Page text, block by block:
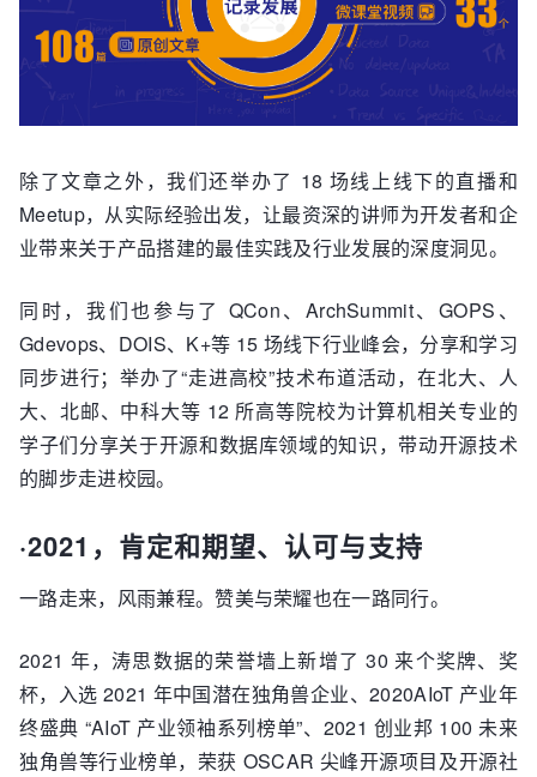
除了文章之外，我们还举办了 18 场线上线下的直播和
Meetup，从实际经验出发，让最资深的讲师为开发者和企
业带来关于产品搭建的最佳实践及行业发展的深度洞见。
同时，我们也参与了 QCon、ArchSummit、GOPS、
Gdevops、DOIS、K+等 15 场线下行业峰会，分享和学习
同步进行；举办了“走进高校”技术布道活动，在北大、人
大、北邮、中科大等 12 所高等院校为计算机相关专业的
学子们分享关于开源和数据库领域的知识，带动开源技术
的脚步走进校园。
·2021，肯定和期望、认可与支持
一路走来，风雨兼程。赞美与荣耀也在一路同行。
2021 年，涛思数据的荣誉墙上新增了 30 来个奖牌、奖
杯，入选 2021 年中国潜在独角兽企业、2020AIoT 产业年
终盛典 “AIoT 产业领袖系列榜单”、2021 创业邦 100 未来
独角兽等行业榜单，荣获 OSCAR 尖峰开源项目及开源社